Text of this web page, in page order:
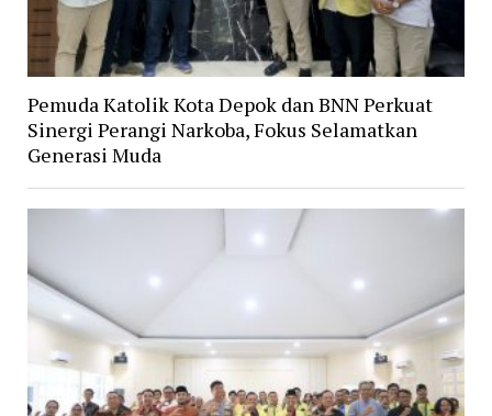
Pemuda Katolik Kota Depok dan BNN Perkuat
Sinergi Perangi Narkoba, Fokus Selamatkan
Generasi Muda